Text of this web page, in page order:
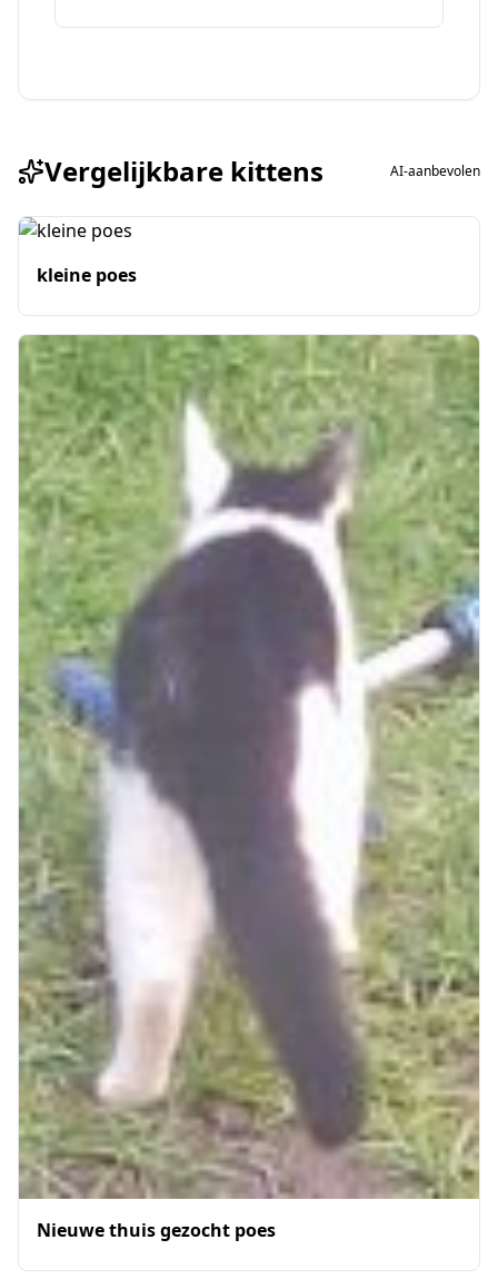
Vergelijkbare kittens AI-aanbevolen
kleine poes
Nieuwe thuis gezocht poes